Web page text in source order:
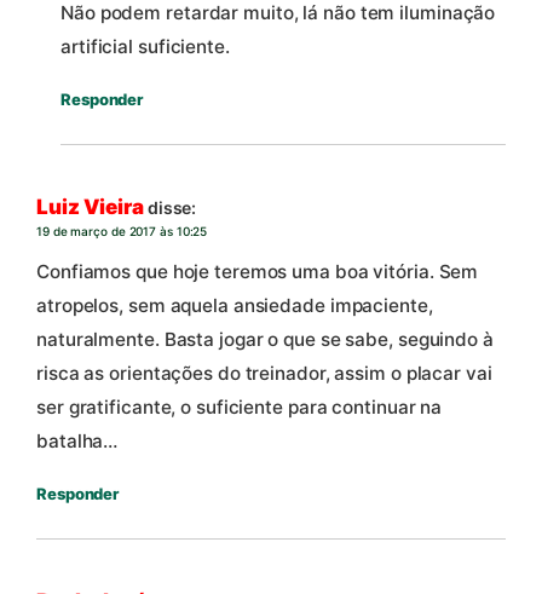
Não podem retardar muito, lá não tem iluminação
artificial suficiente.
Responder
Luiz Vieiradisse:
19 de março de 2017 às 10:25
Confiamos que hoje teremos uma boa vitória. Sem
atropelos, sem aquela ansiedade impaciente,
naturalmente. Basta jogar o que se sabe, seguindo à
risca as orientações do treinador, assim o placar vai
ser gratificante, o suficiente para continuar na
batalha…
Responder